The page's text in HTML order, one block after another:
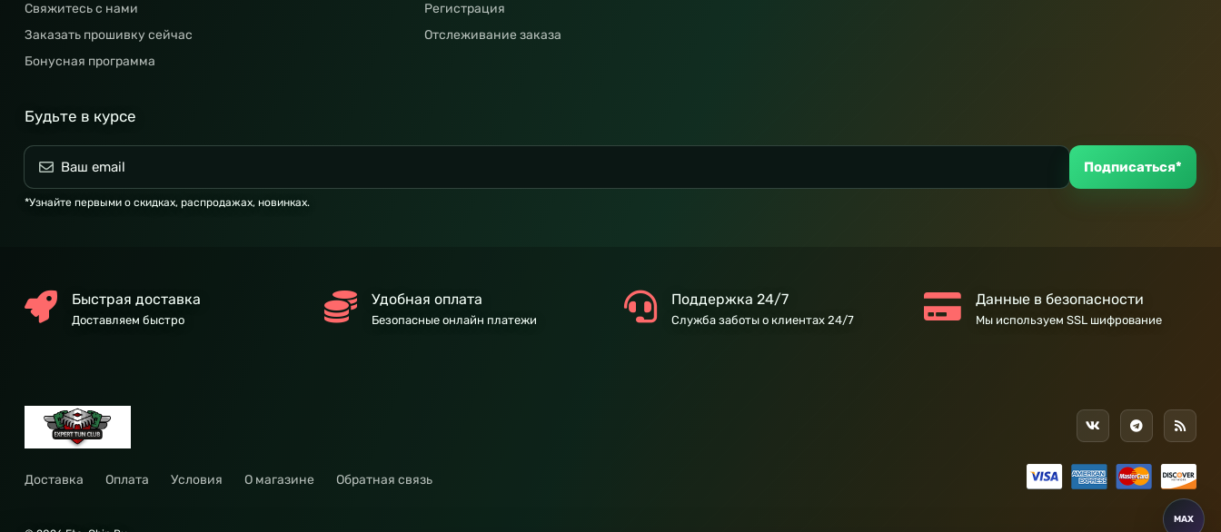
Свяжитесь с нами
Заказать прошивку сейчас
Бонусная программа
Регистрация
Отслеживание заказа
Будьте в курсе
Подписаться*
*Узнайте первыми о скидках, распродажах, новинках.
Быстрая доставка
Доставляем быстро
Удобная оплата
Безопасные онлайн платежи
Поддержка 24/7
Служба заботы о клиентах 24/7
Данные в безопасности
Мы используем SSL шифрование
Доставка Оплата Условия О магазине Обратная связь